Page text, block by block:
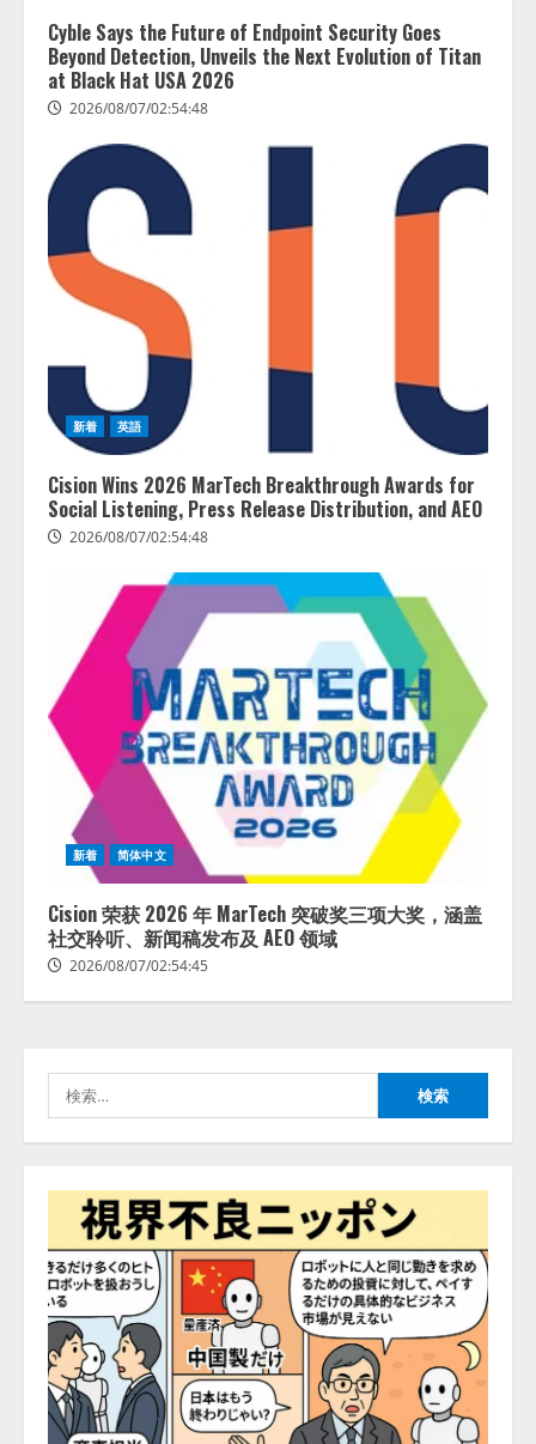
Cyble Says the Future of Endpoint Security Goes
Beyond Detection, Unveils the Next Evolution of Titan
at Black Hat USA 2026
2026/08/07/02:54:48
新着 英語
Cision Wins 2026 MarTech Breakthrough Awards for
Social Listening, Press Release Distribution, and AEO
2026/08/07/02:54:48
新着 简体中文
Cision 荣获 2026 年 MarTech 突破奖三项大奖，涵盖
社交聆听、新闻稿发布及 AEO 领域
2026/08/07/02:54:45
索: